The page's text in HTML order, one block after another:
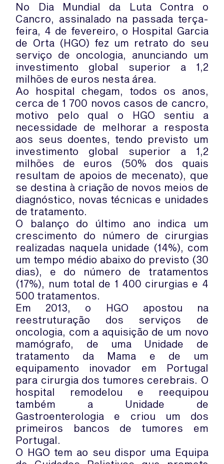
No Dia Mundial da Luta Contra o
Cancro, assinalado na passada terça-
feira, 4 de fevereiro, o Hospital Garcia
de Orta (HGO) fez um retrato do seu
serviço de oncologia, anunciando um
investimento global superior a 1,2
milhões de euros nesta área.
Ao hospital chegam, todos os anos,
cerca de 1 700 novos casos de cancro,
motivo pelo qual o HGO sentiu a
necessidade de melhorar a resposta
aos seus doentes, tendo previsto um
investimento global superior a 1,2
milhões de euros (50% dos quais
resultam de apoios de mecenato), que
se destina à criação de novos meios de
diagnóstico, novas técnicas e unidades
de tratamento.
O balanço do último ano indica um
crescimento do número de cirurgias
realizadas naquela unidade (14%), com
um tempo médio abaixo do previsto (30
dias), e do número de tratamentos
(17%), num total de 1 400 cirurgias e 4
500 tratamentos.
Em 2013, o HGO apostou na
reestruturação dos serviços de
oncologia, com a aquisição de um novo
mamógrafo, de uma Unidade de
tratamento da Mama e de um
equipamento inovador em Portugal
para cirurgia dos tumores cerebrais. O
hospital remodelou e reequipou
também a Unidade de
Gastroenterologia e criou um dos
primeiros bancos de tumores em
Portugal.
O HGO tem ao seu dispor uma Equipa